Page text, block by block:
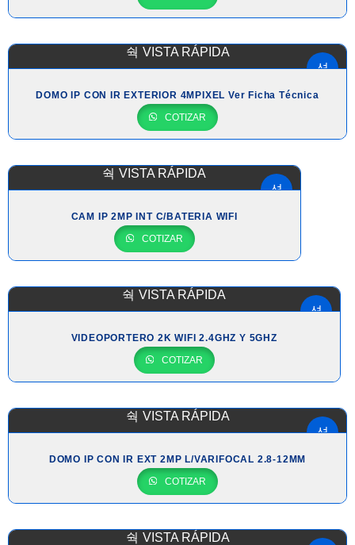
VISTA RÁPIDA
DOMO IP CON IR EXTERIOR 4MPIXEL Ver Ficha Técnica
COTIZAR
VISTA RÁPIDA
CAM IP 2MP INT C/BATERIA WIFI
COTIZAR
VISTA RÁPIDA
VIDEOPORTERO 2K WIFI 2.4GHZ Y 5GHZ
COTIZAR
VISTA RÁPIDA
DOMO IP CON IR EXT 2MP L/VARIFOCAL 2.8-12MM
COTIZAR
VISTA RÁPIDA